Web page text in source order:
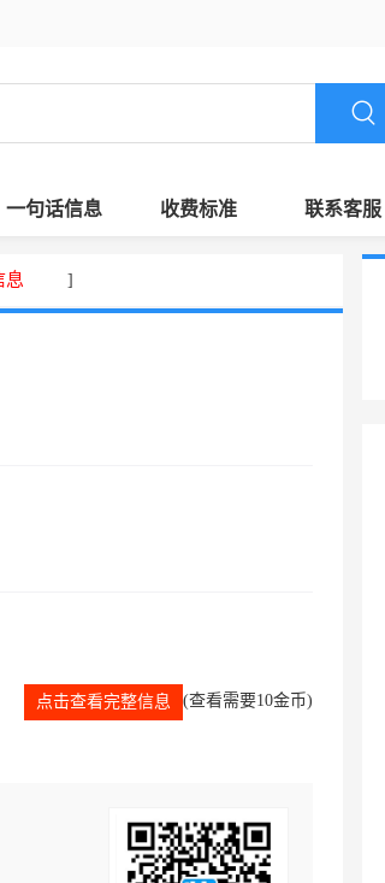
一句话信息 收费标准 联系客服
息 ]
点击查看完整信息 (查看需要10金币)